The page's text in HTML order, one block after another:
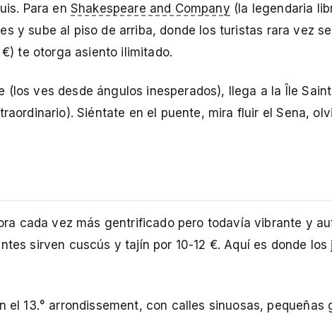
Para en Shakespeare and Company (la legendaria
y sube al piso de arriba, donde los turistas rara vez se
te otorga asiento ilimitado.
ves desde ángulos inesperados), llega a la Île
Siéntate en el puente, mira fluir el Sena,
cada vez más gentrificado pero todavía vibrante y
sirven cuscús y tajín por 10-12 €. Aquí es donde los
el 13.° arrondissement, con calles sinuosas, pequeñas